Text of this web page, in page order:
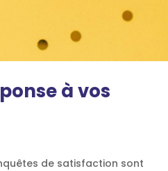
à vos
de satisfaction sont